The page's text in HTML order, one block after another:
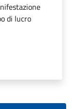
di lucro